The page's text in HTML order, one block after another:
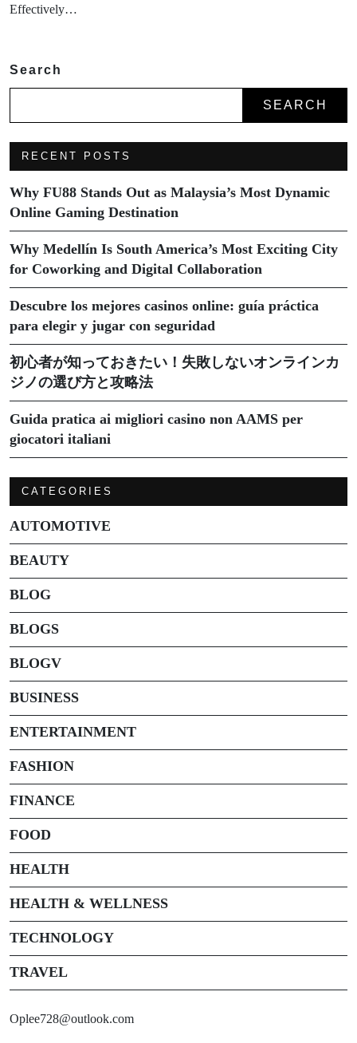
Effectively…
Search
SEARCH
RECENT POSTS
Why FU88 Stands Out as Malaysia’s Most Dynamic
Online Gaming Destination
Why Medellín Is South America’s Most Exciting City
for Coworking and Digital Collaboration
Descubre los mejores casinos online: guía práctica
para elegir y jugar con seguridad
初心者が知っておきたい！失敗しないオンラインカ
ジノの選び方と攻略法
Guida pratica ai migliori casino non AAMS per
giocatori italiani
CATEGORIES
AUTOMOTIVE
BEAUTY
BLOG
BLOGS
BLOGV
BUSINESS
ENTERTAINMENT
FASHION
FINANCE
FOOD
HEALTH
HEALTH & WELLNESS
TECHNOLOGY
TRAVEL
Oplee728@outlook.com